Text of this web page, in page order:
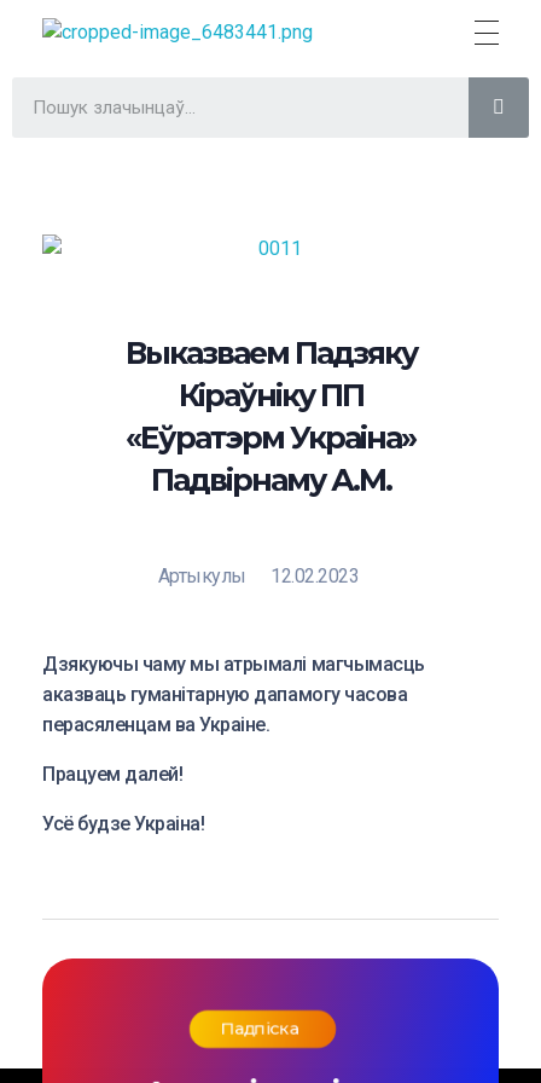
Выказваем Падзяку
Кіраўніку ПП
«Еўратэрм Украіна»
Падвірнаму А.М.
12.02.2023
Артыкулы
Дзякуючы чаму мы атрымалі магчымасць
аказваць гуманітарную дапамогу часова
перасяленцам ва Украіне.
Працуем далей!
Усё будзе Украіна!
Падпіска